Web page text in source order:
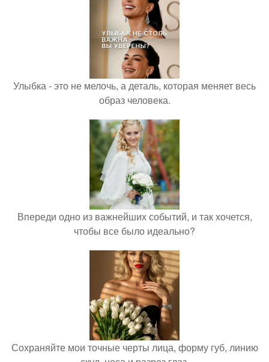
Улыбка - это не мелочь, а деталь, которая меняет весь
образ человека.
Впереди одно из важнейших событий, и так хочется,
чтобы все было идеально?
Сохраняйте мои точные черты лица, форму губ, линию